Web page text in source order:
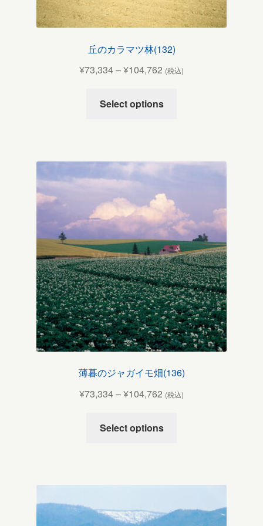
丘のカラマツ林(132)
¥73,334–¥104,762 (税込)
Select options
薄暮のジャガイモ畑(136)
¥73,334–¥104,762 (税込)
Select options